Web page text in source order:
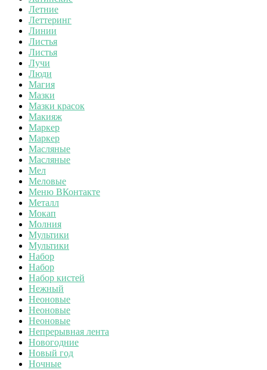
Летние
Леттеринг
Линии
Листья
Листья
Лучи
Люди
Магия
Мазки
Мазки красок
Макияж
Маркер
Маркер
Масляные
Масляные
Мел
Меловые
Меню ВКонтакте
Металл
Мокап
Молния
Мультики
Мультики
Набор
Набор
Набор кистей
Нежный
Неоновые
Неоновые
Неоновые
Непрерывная лента
Новогодние
Новый год
Ночные